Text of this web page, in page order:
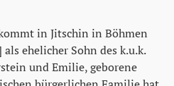
in Jitschin in Böhmen
ehelicher Sohn des k.u.k.
und Emilie, geborene